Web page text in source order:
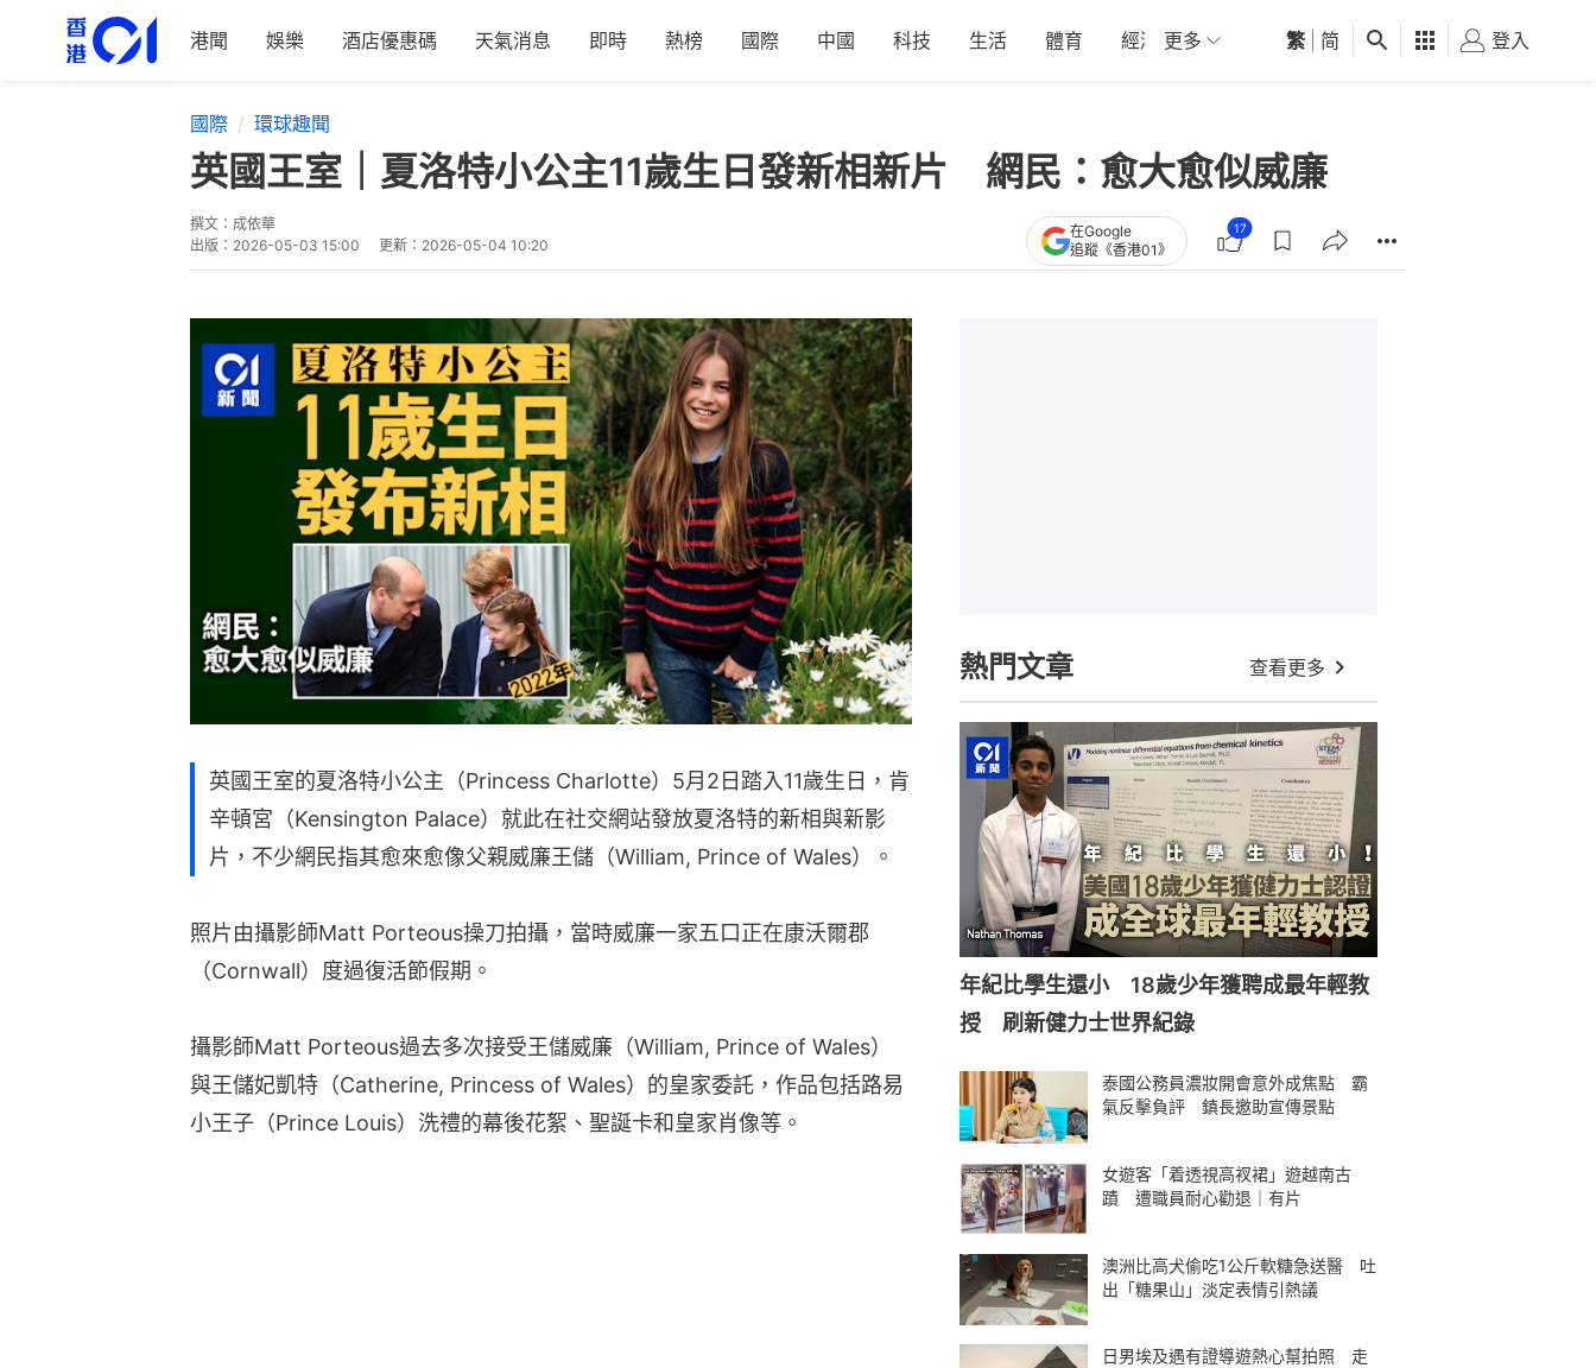
港聞 娛樂 酒店優惠碼 天氣消息 即時 熱榜 國際 中國 科技 生活 體育 經濟 01深圳 觀點 健康 好食玩飛
更多 繁 简 登入
國際 環球趣聞
英國王室｜夏洛特小公主11歲生日發新相新片 網民：愈大愈似威廉
撰文： 成依華
出版： 2026-05-03 15:00 更新： 2026-05-04 10:20
在Google
追蹤《香港01》
17
英國王室的夏洛特小公主（Princess Charlotte）5月2日踏入11歲生日，肯
辛頓宮（Kensington Palace）就此在社交網站發放夏洛特的新相與新影
片，不少網民指其愈來愈像父親威廉王儲（William, Prince of Wales）。
照片由攝影師Matt Porteous操刀拍攝，當時威廉一家五口正在康沃爾郡
（Cornwall）度過復活節假期。
攝影師Matt Porteous過去多次接受王儲威廉（William, Prince of Wales）
與王儲妃凱特（Catherine, Princess of Wales）的皇家委託，作品包括路易
小王子（Prince Louis）洗禮的幕後花絮、聖誕卡和皇家肖像等。
熱門文章 查看更多
年紀比學生還小 18歲少年獲聘成最年輕教
授 刷新健力士世界紀錄
泰國公務員濃妝開會意外成焦點 霸
氣反擊負評 鎮長邀助宣傳景點
女遊客「着透視高衩裙」遊越南古
蹟 遭職員耐心勸退｜有片
澳洲比高犬偷吃1公斤軟糖急送醫 吐
出「糖果山」淡定表情引熱議
日男埃及遇有證導遊熱心幫拍照 走